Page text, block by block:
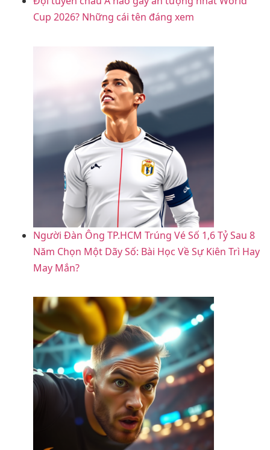
Cup 2026? Những cái tên đáng xem
Người Đàn Ông TP.HCM Trúng Vé Số 1,6 Tỷ Sau 8
Năm Chọn Một Dãy Số: Bài Học Về Sự Kiên Trì Hay
May Mắn?